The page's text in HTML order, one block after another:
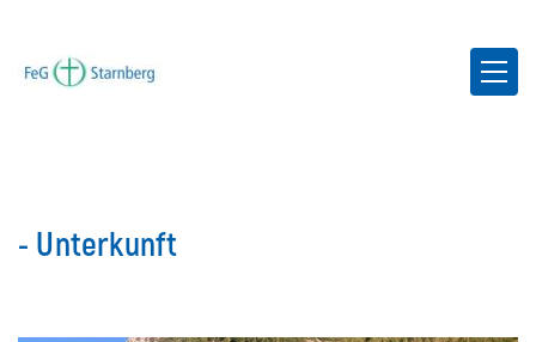
- Unterkunft